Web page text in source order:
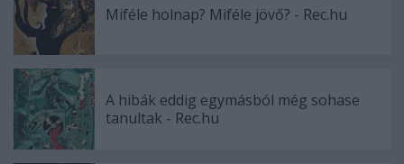
Miféle holnap? Miféle jövő? - Rec.hu
A hibák eddig egymásból még sohase
tanultak - Rec.hu